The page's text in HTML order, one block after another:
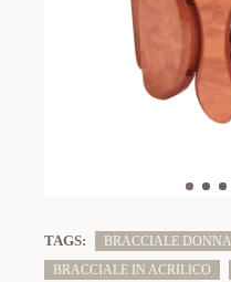
TAGS: BRACCIALE DONNA
BRACCIALE IN ACRILICO